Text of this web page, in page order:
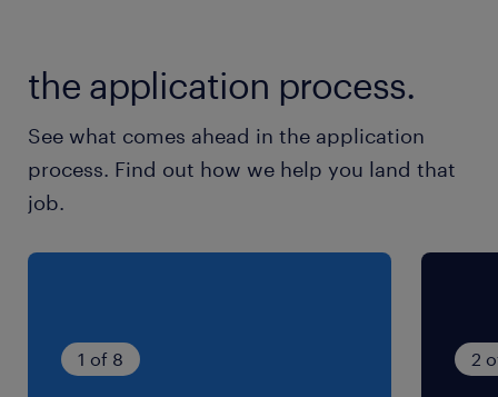
休日休暇
土日祝日休み（完全週休2日制）※月曜～金曜ま
での週5日勤務となります
就業時間
the application process.
See what comes ahead in the application
process. Find out how we help you land that
job.
1 of 8 2